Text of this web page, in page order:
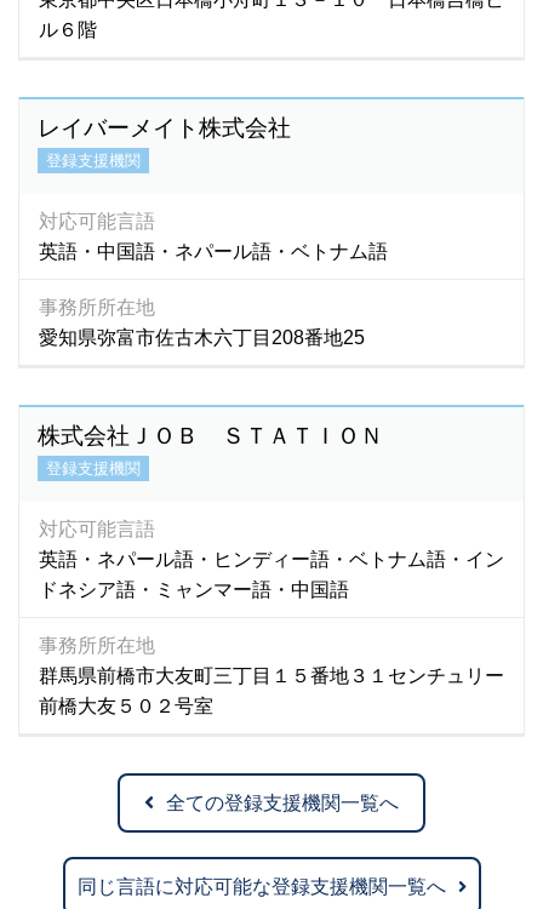
ル６階
レイバーメイト株式会社
登録支援機関
対応可能言語
英語・中国語・ネパール語・ベトナム語
事務所所在地
愛知県弥富市佐古木六丁目208番地25
株式会社ＪＯＢ ＳＴＡＴＩＯＮ
登録支援機関
対応可能言語
英語・ネパール語・ヒンディー語・ベトナム語・イン
ドネシア語・ミャンマー語・中国語
事務所所在地
群馬県前橋市大友町三丁目１５番地３１センチュリー
前橋大友５０２号室
全ての登録支援機関一覧へ
同じ言語に対応可能な登録支援機関一覧へ